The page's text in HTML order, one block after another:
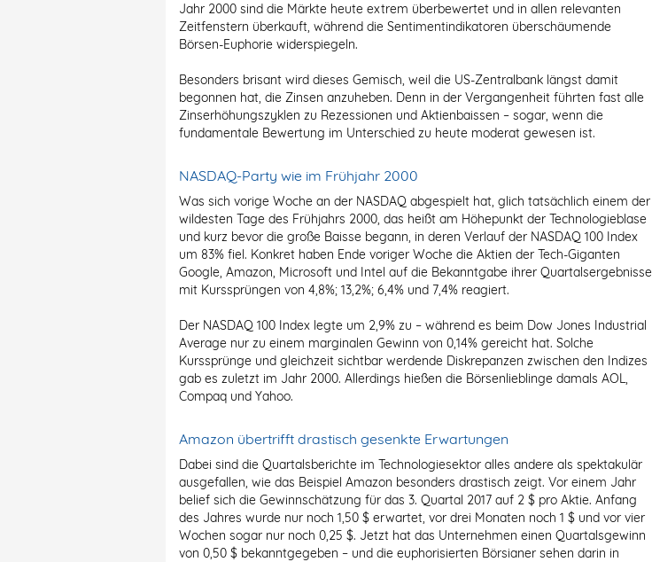
Jahr 2000 sind die Märkte heute extrem überbewertet und in allen relevanten
Zeitfenstern überkauft, während die Sentimentindikatoren überschäumende
Börsen-Euphorie widerspiegeln.
Besonders brisant wird dieses Gemisch, weil die US-Zentralbank längst damit
begonnen hat, die Zinsen anzuheben. Denn in der Vergangenheit führten fast alle
Zinserhöhungszyklen zu Rezessionen und Aktienbaissen – sogar, wenn die
fundamentale Bewertung im Unterschied zu heute moderat gewesen ist.
NASDAQ-Party wie im Frühjahr 2000
Was sich vorige Woche an der NASDAQ abgespielt hat, glich tatsächlich einem der
wildesten Tage des Frühjahrs 2000, das heißt am Höhepunkt der Technologieblase
und kurz bevor die große Baisse begann, in deren Verlauf der NASDAQ 100 Index
um 83% fiel. Konkret haben Ende voriger Woche die Aktien der Tech-Giganten
Google, Amazon, Microsoft und Intel auf die Bekanntgabe ihrer Quartalsergebnisse
mit Kurssprüngen von 4,8%; 13,2%; 6,4% und 7,4% reagiert.
Der NASDAQ 100 Index legte um 2,9% zu – während es beim Dow Jones Industrial
Average nur zu einem marginalen Gewinn von 0,14% gereicht hat. Solche
Kurssprünge und gleichzeit sichtbar werdende Diskrepanzen zwischen den Indizes
gab es zuletzt im Jahr 2000. Allerdings hießen die Börsenlieblinge damals AOL,
Compaq und Yahoo.
Amazon übertrifft drastisch gesenkte Erwartungen
Dabei sind die Quartalsberichte im Technologiesektor alles andere als spektakulär
ausgefallen, wie das Beispiel Amazon besonders drastisch zeigt. Vor einem Jahr
belief sich die Gewinnschätzung für das 3. Quartal 2017 auf 2 $ pro Aktie. Anfang
des Jahres wurde nur noch 1,50 $ erwartet, vor drei Monaten noch 1 $ und vor vier
Wochen sogar nur noch 0,25 $. Jetzt hat das Unternehmen einen Quartalsgewinn
von 0,50 $ bekanntgegeben – und die euphorisierten Börsianer sehen darin in